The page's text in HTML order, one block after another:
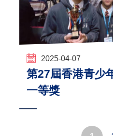
2025-04-07
第27屆香港青少
一等獎